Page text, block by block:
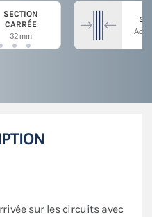
SECTION
CARRÉE
32 mm
sur les circuits avec